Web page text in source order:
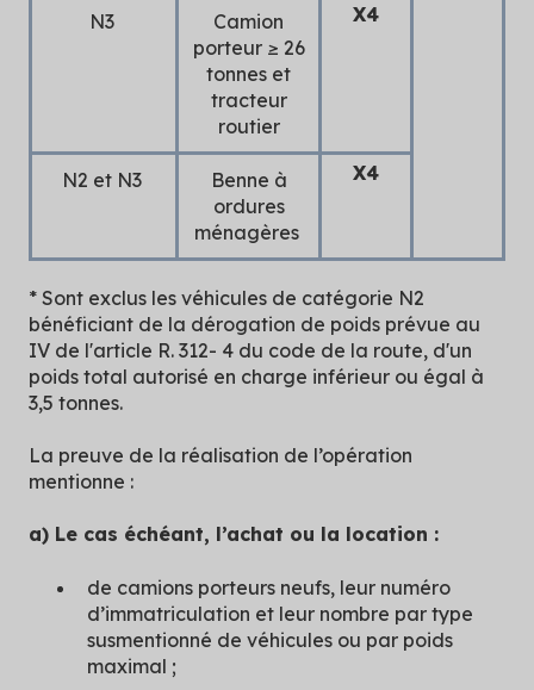
N3
Camion
porteur ≥ 26
tonnes et
tracteur
routier
X4
N2 et N3
Benne à
ordures
ménagères
X4
* Sont exclus les véhicules de catégorie N2
bénéficiant de la dérogation de poids prévue au
IV de l'article R. 312- 4 du code de la route, d'un
poids total autorisé en charge inférieur ou égal à
3,5 tonnes.
La preuve de la réalisation de l’opération
mentionne :
a) Le cas échéant, l’achat ou la location :
de camions porteurs neufs, leur numéro
d’immatriculation et leur nombre par type
susmentionné de véhicules ou par poids
maximal ;